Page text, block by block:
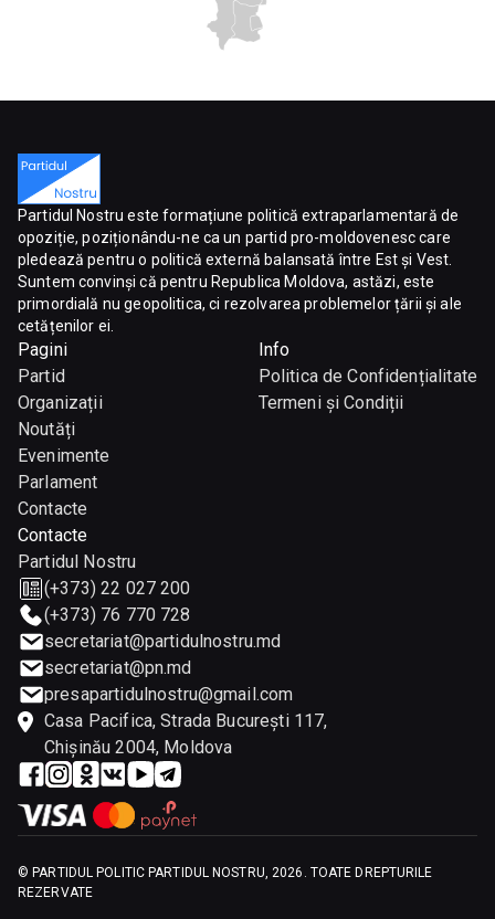
Partidul Nostru este formațiune politică extraparlamentară de
opoziție, poziționându-ne ca un partid pro-moldovenesc care
pledează pentru o politică externă balansată între Est și Vest.
Suntem convinși că pentru Republica Moldova, astăzi, este
primordială nu geopolitica, ci rezolvarea problemelor țării și ale
cetățenilor ei.
Pagini
Partid
Organizații
Noutăți
Evenimente
Parlament
Contacte
Info
Politica de Confidențialitate
Termeni și Condiții
Contacte
Partidul Nostru
(+373) 22 027 200
(+373) 76 770 728
secretariat@partidulnostru.md
secretariat@pn.md
presapartidulnostru@gmail.com
Casa Pacifica, Strada București 117,
Chişinău 2004, Moldova
©PARTIDUL POLITIC PARTIDUL NOSTRU,2026 . TOATE DREPTURILE
REZERVATE